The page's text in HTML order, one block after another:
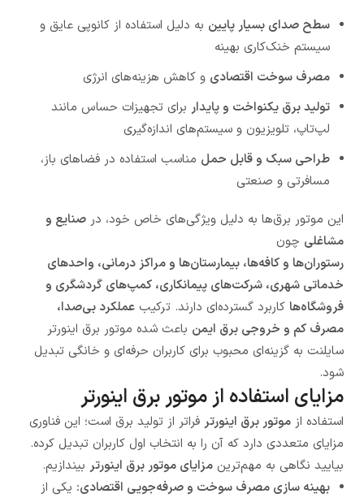
سطح صدای بسیار پایین به دلیل استفاده از کانوپی عایق و
سیستم خنک‌کاری بهینه
مصرف سوخت اقتصادی و کاهش هزینه‌های انرژی
تولید برق یکنواخت و پایدار برای تجهیزات حساس مانند
لپ‌تاپ، تلویزیون و سیستم‌های اندازه‌گیری
طراحی سبک و قابل حمل مناسب استفاده در فضاهای باز،
مسافرتی و صنعتی
این موتور برق‌ها به دلیل ویژگی‌های خاص خود، در صنایع و
مشاغلی چون
رستوران‌ها و کافه‌ها، بیمارستان‌ها و مراکز درمانی، واحدهای
خدماتی شهری، شرکت‌های پیمانکاری، کمپ‌های گردشگری و
فروشگاه‌ها کاربرد گسترده‌ای دارند. ترکیب عملکرد بی‌صدا،
مصرف کم و خروجی برق ایمن باعث شده موتور برق اینورتر
سایلنت به گزینه‌ای محبوب برای کاربران حرفه‌ای و خانگی تبدیل
شود.
مزایای استفاده از موتور برق اینورتر
استفاده از موتور برق اینورتر فراتر از تولید برق است؛ این فناوری
مزایای متعددی دارد که آن را به انتخاب اول کاربران تبدیل کرده.
بیایید نگاهی به مهم‌ترین مزایای موتور برق اینورتر بیندازیم.
بهینه سازی مصرف سوخت و صرفه‌جویی اقتصادی: یکی از